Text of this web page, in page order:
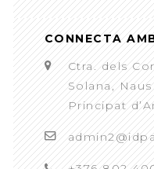
CONNECTA
Ctra. dels
Solana,
Principat